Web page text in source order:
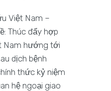
Việt Nam –
Thúc đẩy hợp
Nam hướng tới
dịch bệnh
thức kỷ niệm
hệ ngoại giao